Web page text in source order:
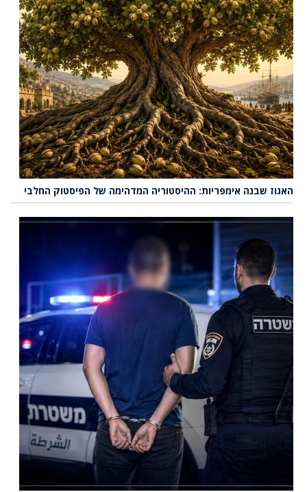
האגוז שבנה אימפריות: ההיסטוריה המדהימה של הפיסטוק החלבי